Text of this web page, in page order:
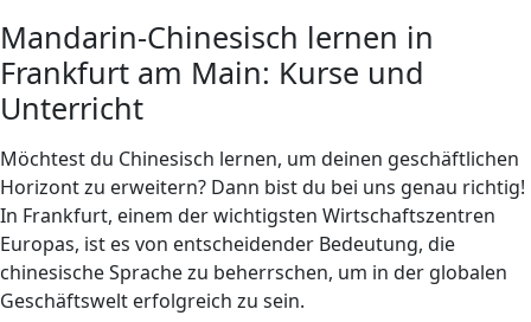
Mandarin-Chinesisch lernen in
Frankfurt am Main: Kurse und
Unterricht
Möchtest du Chinesisch lernen, um deinen geschäftlichen
Horizont zu erweitern? Dann bist du bei uns genau richtig!
In Frankfurt, einem der wichtigsten Wirtschaftszentren
Europas, ist es von entscheidender Bedeutung, die
chinesische Sprache zu beherrschen, um in der globalen
Geschäftswelt erfolgreich zu sein.